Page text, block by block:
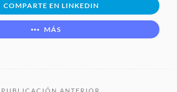
COMPARTE EN LINKEDIN
MÁS
PUBLICACIÓN ANTERIOR